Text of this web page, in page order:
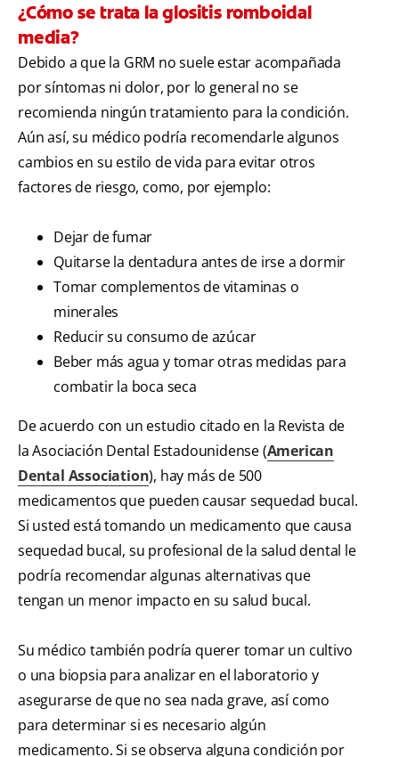
¿Cómo se trata la glositis romboidal
media?
Debido a que la GRM no suele estar acompañada
por síntomas ni dolor, por lo general no se
recomienda ningún tratamiento para la condición.
Aún así, su médico podría recomendarle algunos
cambios en su estilo de vida para evitar otros
factores de riesgo, como, por ejemplo:
Dejar de fumar
Quitarse la dentadura antes de irse a dormir
Tomar complementos de vitaminas o
minerales
Reducir su consumo de azúcar
Beber más agua y tomar otras medidas para
combatir la boca seca
De acuerdo con un estudio citado en la Revista de
la Asociación Dental Estadounidense (American
Dental Association), hay más de 500
medicamentos que pueden causar sequedad bucal.
Si usted está tomando un medicamento que causa
sequedad bucal, su profesional de la salud dental le
podría recomendar algunas alternativas que
tengan un menor impacto en su salud bucal.
Su médico también podría querer tomar un cultivo
o una biopsia para analizar en el laboratorio y
asegurarse de que no sea nada grave, así como
para determinar si es necesario algún
medicamento. Si se observa alguna condición por